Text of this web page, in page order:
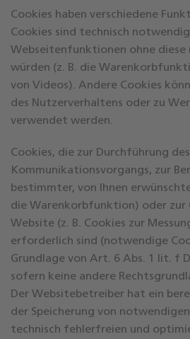
Cookies haben verschiedene
Cookies sind technisch
Webseitenfunktionen ohne
würden (z. B. die
von Videos). Andere Cookies
des Nutzerverhaltens oder zu
verwendet werden.
Cookies, die zur Durchführung
Kommunikationsvorgangs, zur
bestimmter, von Ihnen
die Warenkorbfunktion) oder zur
Website (z. B. Cookies zur
erforderlich sind (notwendige
Grundlage von Art. 6 Abs. 1 lit. f
sofern keine andere
Der Websitebetreiber hat ein
der Speicherung von
technisch fehlerfreien und